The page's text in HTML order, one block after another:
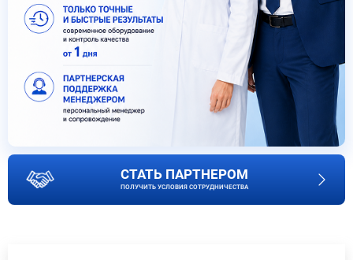
СТАТЬ ПАРТНЕРОМ
ПОЛУЧИТЬ УСЛОВИЯ СОТРУДНИЧЕСТВА